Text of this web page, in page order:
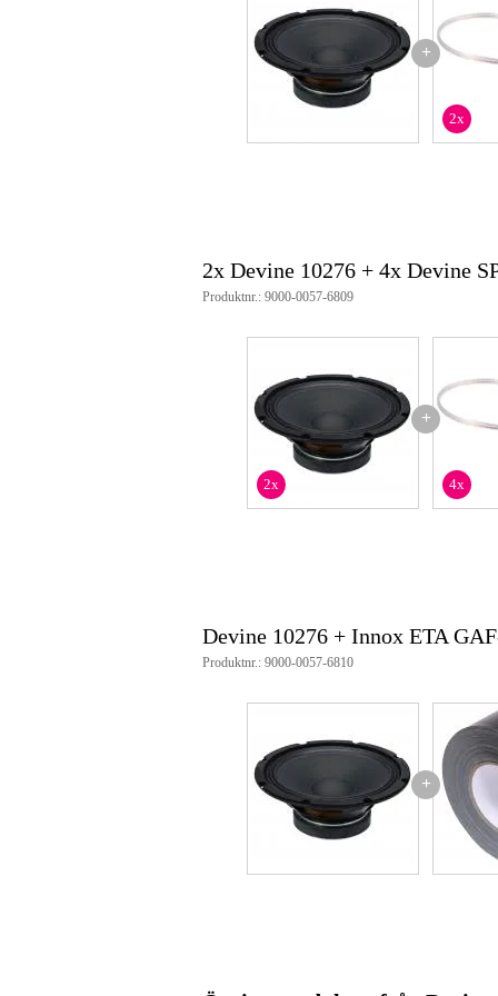
magnetstorlek: 110 mm
magnetvikt: 850 g
RMS: 100 W
Max effekt: 200 W
+
2x
2x Devine 10276 + 4x Devine
Produktnr.: 9000-0057-6809
+
2x 4x
Devine 10276 + Innox ETA
Produktnr.: 9000-0057-6810
+